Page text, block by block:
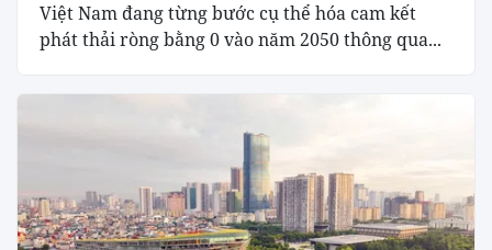
Việt Nam đang từng bước cụ thể hóa cam kết
phát thải ròng bằng 0 vào năm 2050 thông qua...